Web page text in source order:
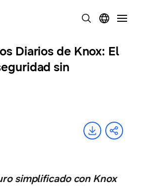
Diarios de Knox: El
sin
simplificado con Knox